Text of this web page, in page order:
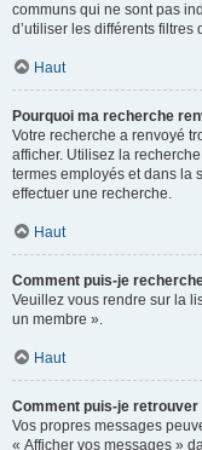
communs qui ne sont pas
d’utiliser les différents
Haut
Pourquoi ma recherche
Votre recherche a renvoyé
afficher. Utilisez la
termes employés et dans la
effectuer une recherche.
Haut
Comment puis-je
Veuillez vous rendre sur la
un membre ».
Haut
Comment puis-je
Vos propres messages
« Afficher vos messages »